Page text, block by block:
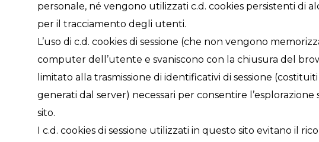
personale, né vengono utilizzati c.d. cookies persistenti di
per il tracciamento degli utenti.
L’uso di c.d. cookies di sessione (che non vengono
computer dell’utente e svaniscono con la chiusura del
limitato alla trasmissione di identificativi di sessione
generati dal server) necessari per consentire l’esplorazione
sito.
I c.d. cookies di sessione utilizzati in questo sito evitano il